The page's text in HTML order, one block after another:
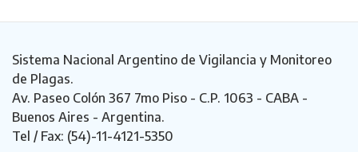
Sistema Nacional Argentino de Vigilancia y Monitoreo
de Plagas.
Av. Paseo Colón 367 7mo Piso - C.P. 1063 - CABA -
Buenos Aires - Argentina.
Tel / Fax: (54)-11-4121-5350